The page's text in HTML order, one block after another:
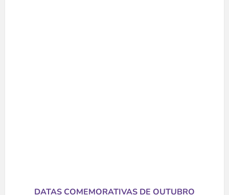
DATAS COMEMORATIVAS DE OUTUBRO